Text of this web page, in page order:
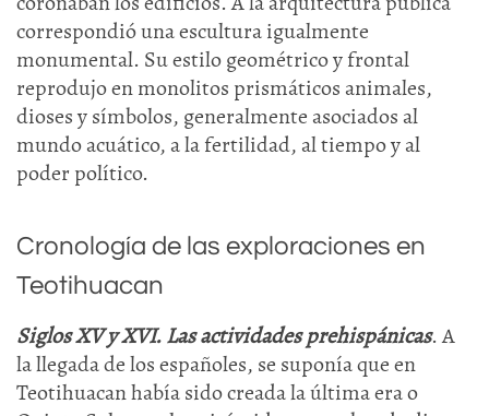
correspondió una escultura igualmente
monumental. Su estilo geométrico y frontal
reprodujo en monolitos prismáticos animales,
dioses y símbolos, generalmente asociados al
mundo acuático, a la fertilidad, al tiempo y al
poder político.
Cronología de las exploraciones en
Teotihuacan
Siglos XV y XVI. Las actividades prehispánicas. A
la llegada de los españoles, se suponía que en
Teotihuacan había sido creada la última era o